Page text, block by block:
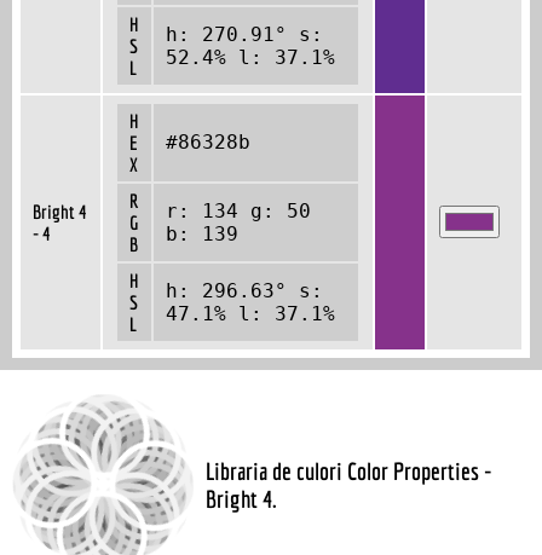
H
S
L
h: 270.91° s:
52.4% l: 37.1%
Bright 4
- 4
H
E
X
#86328b
R
G
B
r: 134 g: 50
b: 139
H
S
L
h: 296.63° s:
47.1% l: 37.1%
Libraria de culori Color Properties -
Bright 4.